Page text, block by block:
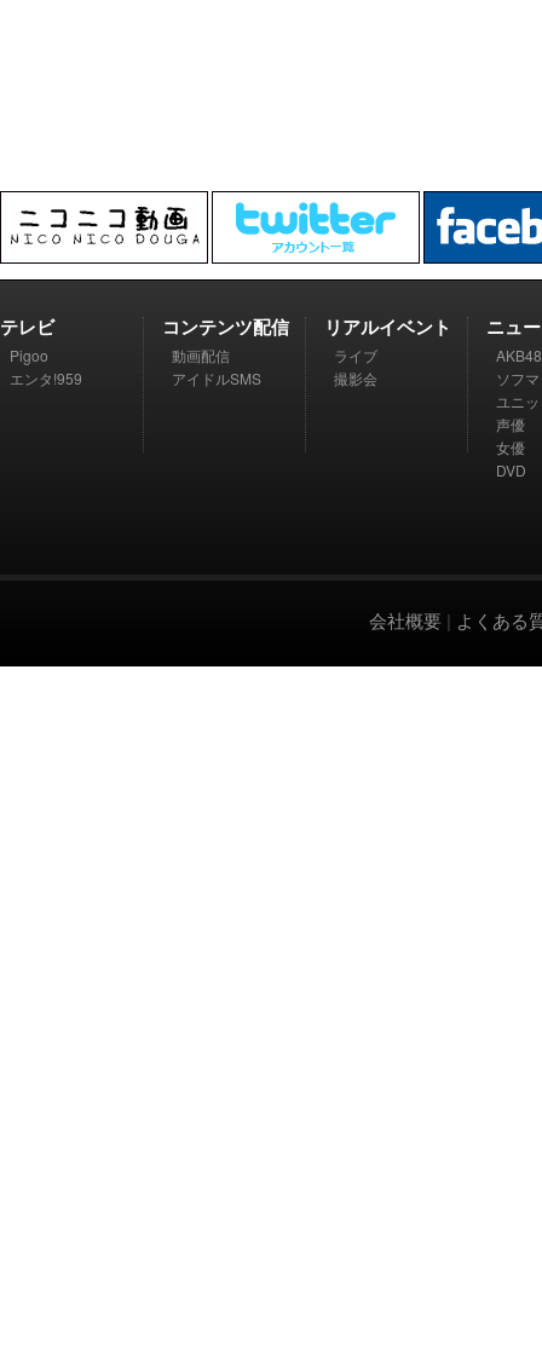
テレビ
Pigoo
エンタ!959
コンテンツ配信
動画配信
アイドルSMS
リアルイベント
ライブ
撮影会
ニュ
AKB48
ソフ
ユニ
声優
女優
DVD
会社概要 | よくある